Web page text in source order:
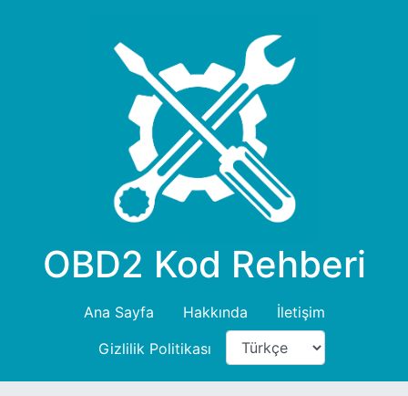
OBD2 Kod Rehberi
Ana Sayfa Hakkında
İletişim
Gizlilik Politikası